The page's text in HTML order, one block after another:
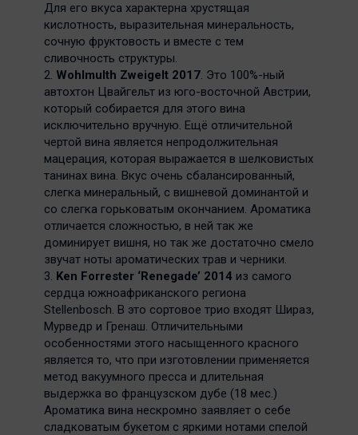
Для его вкуса характерна хрустящая
кислотность, выразительная минеральность,
сочную фруктовость и вместе с тем
сливочность структуры.
2. Wohlmulth Zweigelt 2017. Это 100%-ный
автохтон Цвайгельт из юго-восточной Австрии,
который собирается для этого вина
исключительно вручную. Ещё отличительной
чертой вина является непродолжительная
мацерация, которая выражается в шелковистых
танинах вина. Вкус очень сбалансированный,
слегка минеральный, с вишневой доминантой и
со слегка горьковатым окончанием. Ароматика
отличается сложностью, в ней так же
доминирует вишня, но так же достаточно смело
звучат ноты ароматических трав и черники.
3. Ken Forrester ‘Renegade’ 2014 из самого
сердца южноафриканского региона
Stellenbosch. В это сортовое трио входят Шираз,
Мурведр и Гренаш. Отличительными
особенностями этого насыщенного красного
является то, что при изготовлении применяется
метод вакуумного пресса и длительная
выдержка во французском дубе (18 мес.)
Ароматика вина нескромно заявляет о себе
сладковатым букетом с яркими нотами спелой